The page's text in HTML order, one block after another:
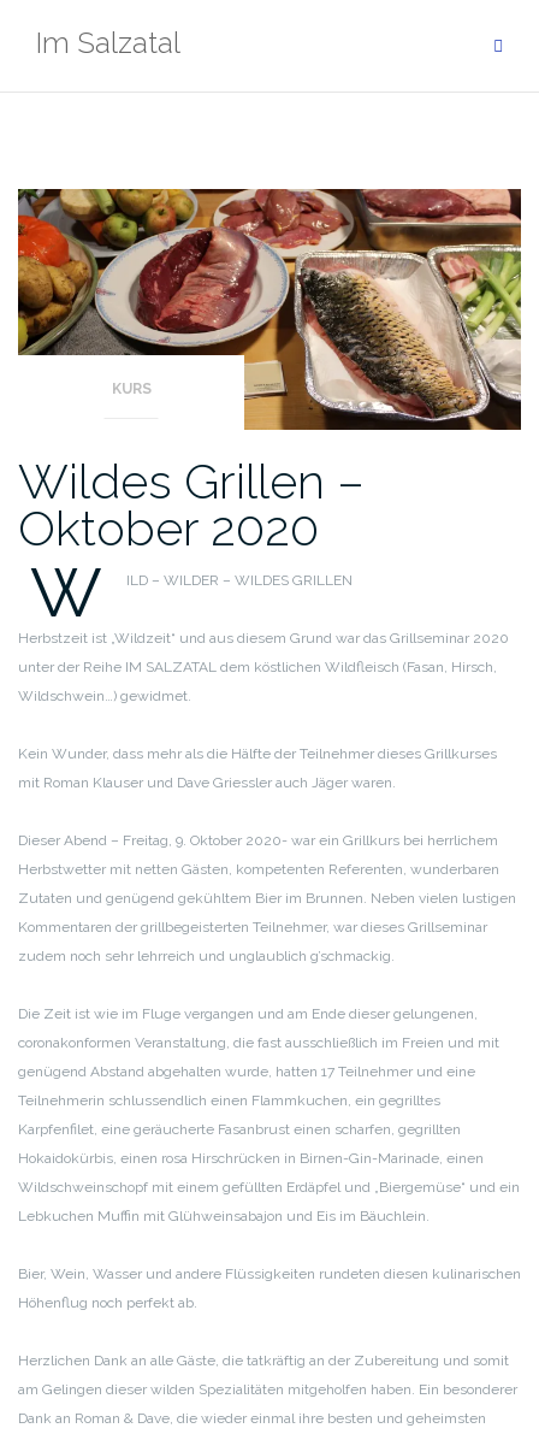
InhaltIm Salzatal
KURS
Wildes Grillen –
Oktober 2020
W ILD – WILDER – WILDES GRILLEN
Herbstzeit ist „Wildzeit“ und aus diesem Grund war das Grillseminar 2020
unter der Reihe IM SALZATAL dem köstlichen Wildfleisch (Fasan, Hirsch,
Wildschwein…) gewidmet.
Kein Wunder, dass mehr als die Hälfte der Teilnehmer dieses Grillkurses
mit Roman Klauser und Dave Griessler auch Jäger waren.
Dieser Abend – Freitag, 9. Oktober 2020- war ein Grillkurs bei herrlichem
Herbstwetter mit netten Gästen, kompetenten Referenten, wunderbaren
Zutaten und genügend gekühltem Bier im Brunnen. Neben vielen lustigen
Kommentaren der grillbegeisterten Teilnehmer, war dieses Grillseminar
zudem noch sehr lehrreich und unglaublich g’schmackig.
Die Zeit ist wie im Fluge vergangen und am Ende dieser gelungenen,
coronakonformen Veranstaltung, die fast ausschließlich im Freien und mit
genügend Abstand abgehalten wurde, hatten 17 Teilnehmer und eine
Teilnehmerin schlussendlich einen Flammkuchen, ein gegrilltes
Karpfenfilet, eine geräucherte Fasanbrust einen scharfen, gegrillten
Hokaidokürbis, einen rosa Hirschrücken in Birnen-Gin-Marinade, einen
Wildschweinschopf mit einem gefüllten Erdäpfel und „Biergemüse“ und ein
Lebkuchen Muffin mit Glühweinsabajon und Eis im Bäuchlein.
Bier, Wein, Wasser und andere Flüssigkeiten rundeten diesen kulinarischen
Höhenflug noch perfekt ab.
Herzlichen Dank an alle Gäste, die tatkräftig an der Zubereitung und somit
am Gelingen dieser wilden Spezialitäten mitgeholfen haben. Ein besonderer
Dank an Roman & Dave, die wieder einmal ihre besten und geheimsten